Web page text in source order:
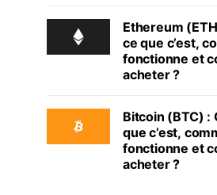
Ethereum
ce que c’est,
fonctionne et
acheter ?
Bitcoin (BTC) :
que c’est,
fonctionne et
acheter ?